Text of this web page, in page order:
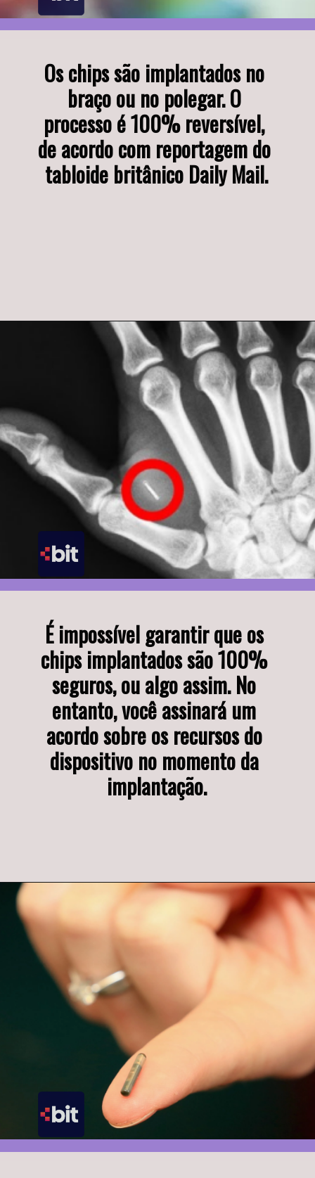
Os chips são implantados no
braço ou no polegar. O
processo é 100% reversível,
de acordo com reportagem do
tabloide britânico Daily Mail.
É impossível garantir que os
chips implantados são 100%
seguros, ou algo assim. No
entanto, você assinará um
acordo sobre os recursos do
dispositivo no momento da
implantação.